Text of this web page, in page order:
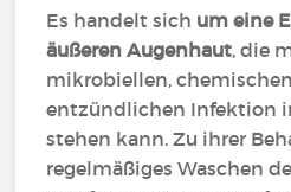
Es handelt sich um eine
äußeren Augenhaut, die
mikrobiellen,
entzündlichen Infektion
stehen kann. Zu ihrer
regelmäßiges Waschen